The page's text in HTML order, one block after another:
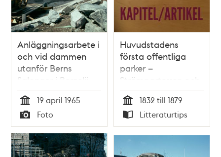
Anläggningsarbete i
och vid dammen
utanför Berns
Salonger i Berzelii
Park. Vy mot
Chinateatern
Tid
19 april 1965
Typ
Foto
Huvudstadens
första offentliga
parker –
Strömparterren och
Berzelii park /
Catharina Nolin
Tid
1832 till 1879
Typ
Litteraturtips